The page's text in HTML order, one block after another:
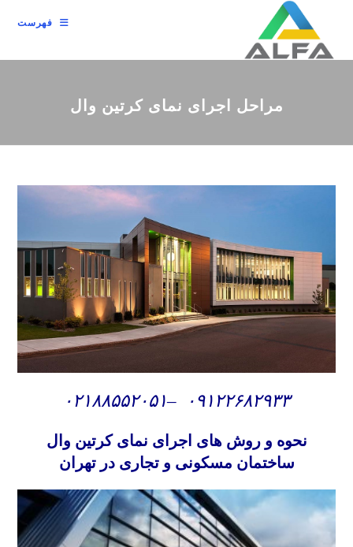
محتوا
فهرست
مراحل اجرای نمای کرتین وال
۰۹۱۲۲۶۸۲۹۳۳ –۰۲۱۸۸۵۵۲۰۵۱
نحوه و روش های اجرای نمای کرتین وال
ساختمان مسکونی و تجاری در تهران